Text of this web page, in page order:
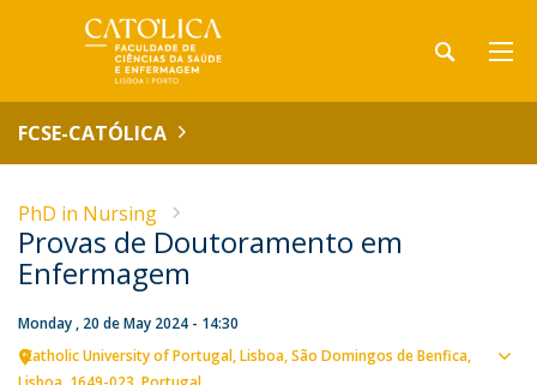
FCSE-CATÓLICA
PhD in Nursing
Provas de Doutoramento em
Enfermagem
Monday , 20 de May 2024 - 14:30
Catholic University of Portugal Lisboa São Domingos de Benfica,